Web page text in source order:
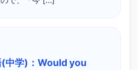
(中学)：Would you